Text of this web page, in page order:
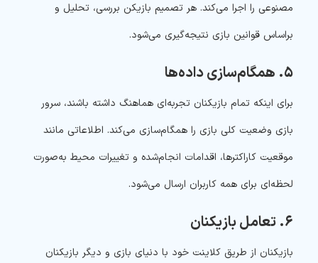
مصنوعی را اجرا می‌کند. هر تصمیم بازیکن بررسی، تحلیل و
براساس قوانین بازی نتیجه‌گیری می‌شود.
۵. همگام‌سازی داده‌ها
برای اینکه تمام بازیکنان تجربه‌ای هماهنگ داشته باشند، سرور
بازی وضعیت کلی بازی را همگام‌سازی می‌کند. اطلاعاتی مانند
موقعیت کاراکترها، اقدامات انجام‌شده و تغییرات محیط به‌صورت
لحظه‌ای برای همه کاربران ارسال می‌شود.
۶. تعامل بازیکنان
بازیکنان از طریق کلاینت خود با دنیای بازی و دیگر بازیکنان